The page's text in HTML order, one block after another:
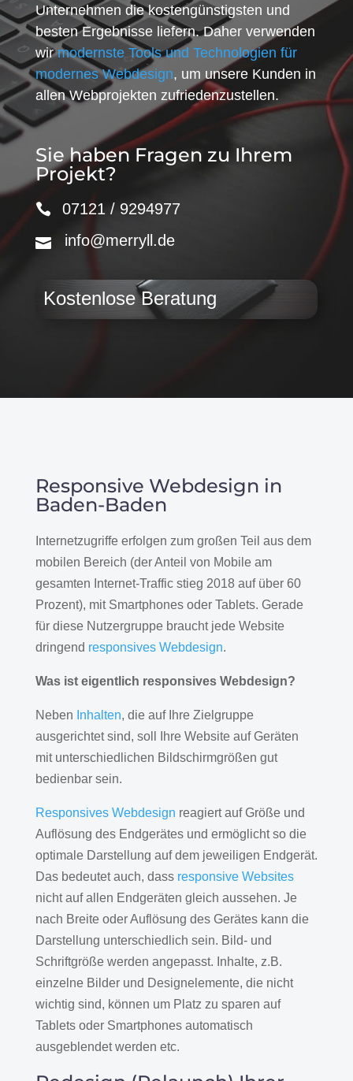
Unternehmen die kostengünstigsten und
besten Ergebnisse liefern. Daher verwenden
wirmodernste Tools und Technologien für
modernes Webdesign, um unsere Kunden in
allen Webprojekten zufriedenzustellen.
Sie haben Fragen zu Ihrem
Projekt?
07121 / 9294977
info@merryll.de
Kostenlose Beratung
Responsive Webdesign in
Baden-Baden
Internetzugriffe erfolgen zum großen Teil aus dem
mobilen Bereich (der Anteil von Mobile am
gesamten Internet-Traffic stieg 2018 auf über 60
Prozent), mit Smartphones oder Tablets. Gerade
für diese Nutzergruppe braucht jede Website
dringend responsives Webdesign.
Was ist eigentlich responsives Webdesign?
Neben Inhalten, die auf Ihre Zielgruppe
ausgerichtet sind, soll Ihre Website auf Geräten
mit unterschiedlichen Bildschirmgrößen gut
bedienbar sein.
Responsives Webdesign reagiert auf Größe und
Auflösung des Endgerätes und ermöglicht so die
optimale Darstellung auf dem jeweiligen Endgerät.
Das bedeutet auch, dass responsive Websites
nicht auf allen Endgeräten gleich aussehen. Je
nach Breite oder Auflösung des Gerätes kann die
Darstellung unterschiedlich sein. Bild- und
Schriftgröße werden angepasst. Inhalte, z.B.
einzelne Bilder und Designelemente, die nicht
wichtig sind, können um Platz zu sparen auf
Tablets oder Smartphones automatisch
ausgeblendet werden etc.